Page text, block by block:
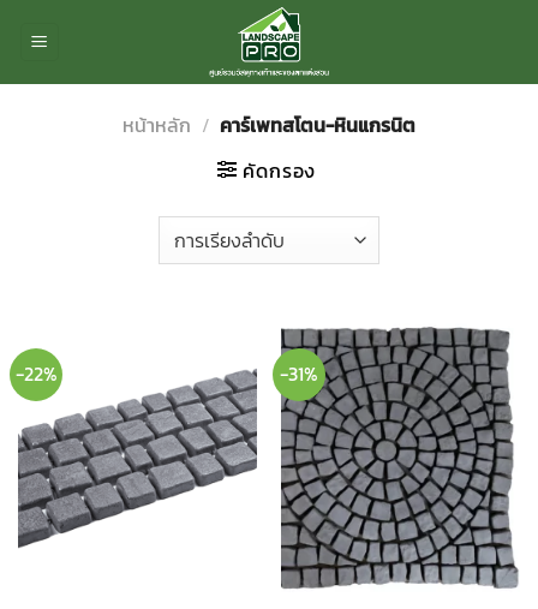
หน้าหลัก / คาร์เพทสโตน-หินแกรนิต
คัดกรอง
-22% -31%